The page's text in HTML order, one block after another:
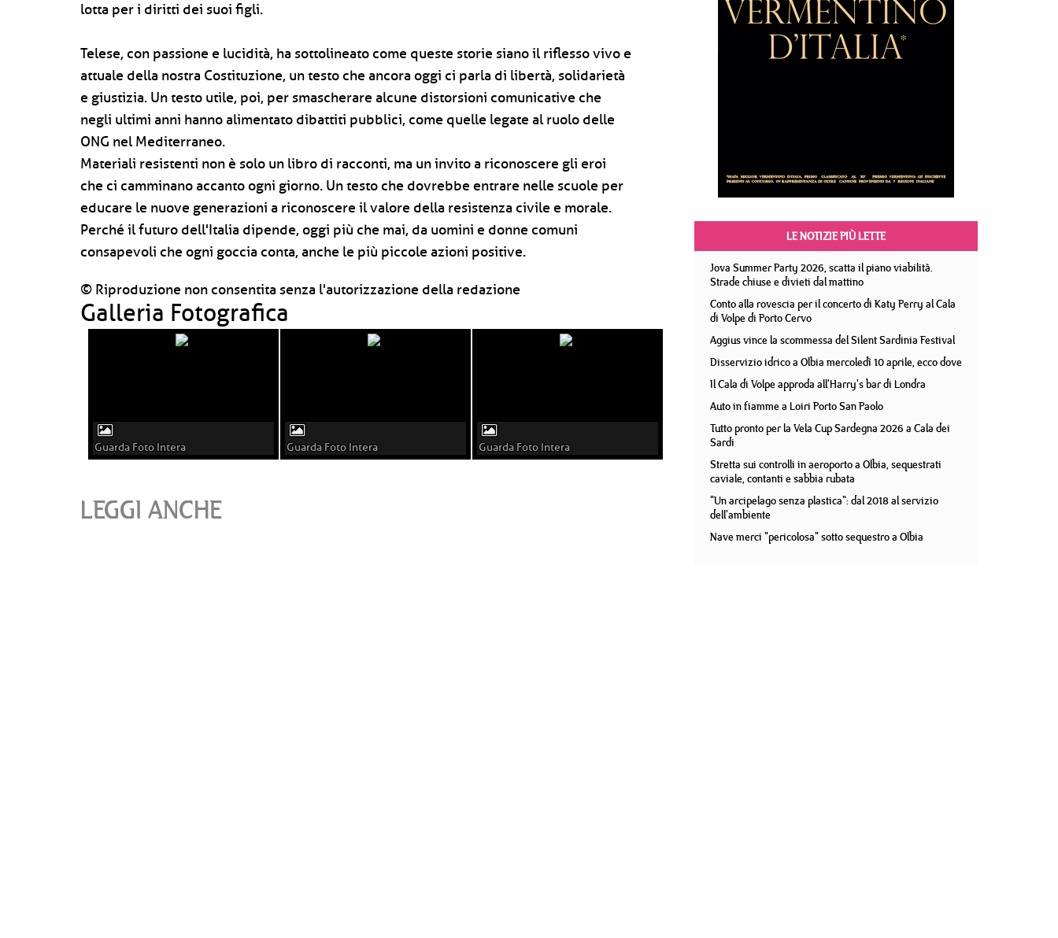
lotta per i diritti dei suoi figli.
Telese, con passione e lucidità, ha sottolineato come queste storie siano il riflesso vivo e
attuale della nostra Costituzione, un testo che ancora oggi ci parla di libertà, solidarietà
e giustizia. Un testo utile, poi, per smascherare alcune distorsioni comunicative che
negli ultimi anni hanno alimentato dibattiti pubblici, come quelle legate al ruolo delle
ONG nel Mediterraneo.
Materiali resistenti non è solo un libro di racconti, ma un invito a riconoscere gli eroi
che ci camminano accanto ogni giorno. Un testo che dovrebbe entrare nelle scuole per
educare le nuove generazioni a riconoscere il valore della resistenza civile e morale.
Perché il futuro dell'Italia dipende, oggi più che mai, da uomini e donne comuni
consapevoli che ogni goccia conta, anche le più piccole azioni positive.
© Riproduzione non consentita senza l'autorizzazione della redazione
Galleria Fotografica
Guarda Foto Intera Guarda Foto Intera Guarda Foto Intera
LEGGI ANCHE
LE NOTIZIE PIÙ LETTE
Jova Summer Party 2026, scatta il piano viabilità.
Strade chiuse e divieti dal mattino
Conto alla rovescia per il concerto di Katy Perry al Cala
di Volpe di Porto Cervo
Aggius vince la scommessa del Silent Sardinia Festival
Disservizio idrico a Olbia mercoledì 10 aprile, ecco dove
Il Cala di Volpe approda all'Harry's bar di Londra
Auto in fiamme a Loiri Porto San Paolo
Tutto pronto per la Vela Cup Sardegna 2026 a Cala dei
Sardi
Stretta sui controlli in aeroporto a Olbia, sequestrati
caviale, contanti e sabbia rubata
"Un arcipelago senza plastica": dal 2018 al servizio
dell'ambiente
Nave merci "pericolosa" sotto sequestro a Olbia